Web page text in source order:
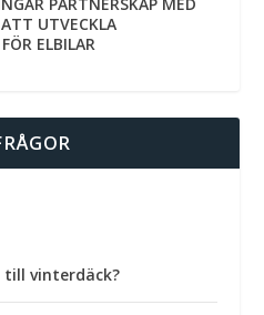
ATT UTVECKLA
ELBILAR
vinterdäck?